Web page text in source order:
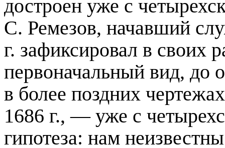
достроен уже с
С. Ремезов, начавший
г. зафиксировал в своих
первоначальный вид, до
в более поздних
1686 г., — уже с
гипотеза: нам